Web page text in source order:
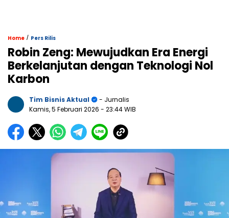
Home / Pers Rilis
Robin Zeng: Mewujudkan Era Energi
Berkelanjutan dengan Teknologi Nol
Karbon
Tim Bisnis Aktual
- Jurnalis
Kamis, 5 Februari 2026 - 23:44 WIB